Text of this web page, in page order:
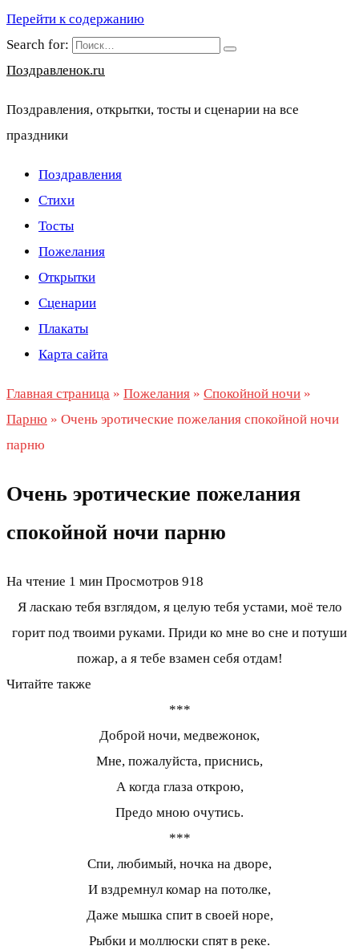
Перейти к содержанию
Search for:
Поздравленок.ru
Поздравления, открытки, тосты и сценарии на все
праздники
Поздравления
Стихи
Тосты
Пожелания
Открытки
Сценарии
Плакаты
Карта сайта
Главная страница » Пожелания » Спокойной ночи »
Парню » Очень эротические пожелания спокойной ночи
парню
Очень эротические пожелания
спокойной ночи парню
На чтение 1 мин Просмотров 918
Я ласкаю тебя взглядом, я целую тебя устами, моё тело
горит под твоими руками. Приди ко мне во сне и потуши
пожар, а я тебе взамен себя отдам!
Читайте также
***
Доброй ночи, медвежонок,
Мне, пожалуйста, приснись,
А когда глаза открою,
Предо мною очутись.
***
Спи, любимый, ночка на дворе,
И вздремнул комар на потолке,
Даже мышка спит в своей норе,
Рыбки и моллюски спят в реке.